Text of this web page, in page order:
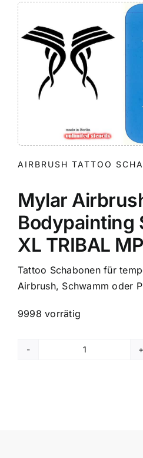
AIRBRUSH TATTOO
Mylar
Bodypainting
XL TRIBAL
Tattoo Schabonen für
Airbrush, Schwamm oder
9998 vorrätig
Mylar